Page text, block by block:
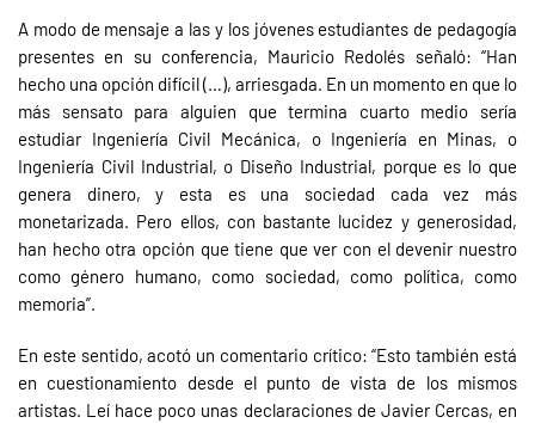
A modo de mensaje a las y los jóvenes estudiantes de pedagogía
presentes en su conferencia, Mauricio Redolés señaló: “Han
hecho una opción difícil (…), arriesgada. En un momento en que lo
más sensato para alguien que termina cuarto medio sería
estudiar Ingeniería Civil Mecánica, o Ingeniería en Minas, o
Ingeniería Civil Industrial, o Diseño Industrial, porque es lo que
genera dinero, y esta es una sociedad cada vez más
monetarizada. Pero ellos, con bastante lucidez y generosidad,
han hecho otra opción que tiene que ver con el devenir nuestro
como género humano, como sociedad, como política, como
memoria”.
En este sentido, acotó un comentario crítico: “Esto también está
en cuestionamiento desde el punto de vista de los mismos
artistas. Leí hace poco unas declaraciones de Javier Cercas, en